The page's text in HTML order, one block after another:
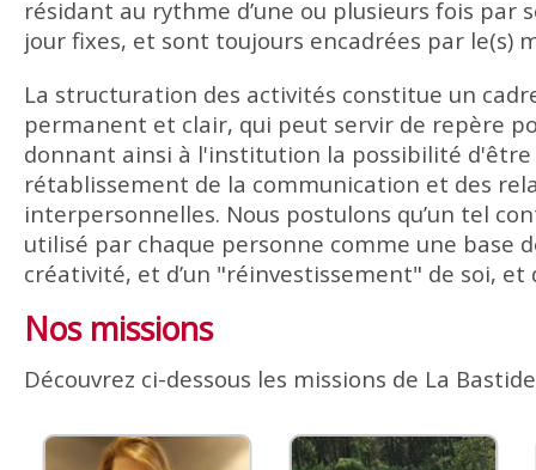
résidant au rythme d’une ou plusieurs fois par
jour fixes, et sont toujours encadrées par le(s)
La structuration des activités constitue un
permanent et clair, qui peut servir de repère
donnant ainsi à l'institution la possibilité d'être
rétablissement de la communication et des
interpersonnelles. Nous postulons qu’un tel
utilisé par chaque personne comme une base
créativité, et d’un "réinvestissement" de soi,
Nos missions
Découvrez ci-dessous les missions de La